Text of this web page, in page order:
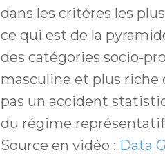
dans les critères les
ce qui est de la
des catégories socio-
masculine et plus riche
pas un accident
du régime
Source en vidéo : Data